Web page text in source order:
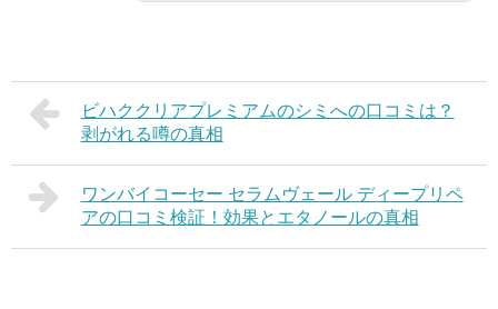
ビハククリアプレミアムのシミへの口コミは？
剥がれる噂の真相
ワンバイコーセー セラムヴェール ディープリペ
アの口コミ検証！効果とエタノールの真相